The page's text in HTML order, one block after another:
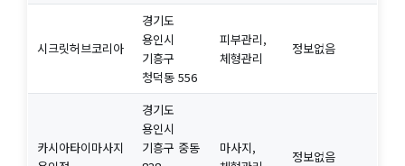
시크릿허브코리아
경기도
용인시
기흥구
청덕동 556
피부관리,
체형관리
정보없음
카시아타이마사지
경기도
용인시
기흥구 중동
마사지,
정보없음